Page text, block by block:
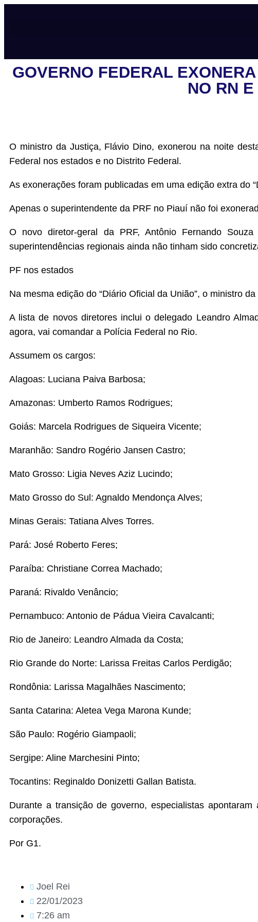
GOVERNO FEDERAL
NO RN
O ministro da Justiça, Flávio Dino, exonerou na noite
Federal nos estados e no Distrito Federal.
As exonerações foram publicadas em uma edição extra do
Apenas o superintendente da PRF no Piauí não foi
O novo diretor-geral da PRF, Antônio Fernando
superintendências regionais ainda não tinham sido
PF nos estados
Na mesma edição do “Diário Oficial da União”, o ministro
A lista de novos diretores inclui o delegado Leandro
agora, vai comandar a Polícia Federal no Rio.
Assumem os cargos:
Alagoas: Luciana Paiva Barbosa;
Amazonas: Umberto Ramos Rodrigues;
Goiás: Marcela Rodrigues de Siqueira Vicente;
Maranhão: Sandro Rogério Jansen Castro;
Mato Grosso: Ligia Neves Aziz Lucindo;
Mato Grosso do Sul: Agnaldo Mendonça Alves;
Minas Gerais: Tatiana Alves Torres.
Pará: José Roberto Feres;
Paraíba: Christiane Correa Machado;
Paraná: Rivaldo Venâncio;
Pernambuco: Antonio de Pádua Vieira Cavalcanti;
Rio de Janeiro: Leandro Almada da Costa;
Rio Grande do Norte: Larissa Freitas Carlos Perdigão;
Rondônia: Larissa Magalhães Nascimento;
Santa Catarina: Aletea Vega Marona Kunde;
São Paulo: Rogério Giampaoli;
Sergipe: Aline Marchesini Pinto;
Tocantins: Reginaldo Donizetti Gallan Batista.
Durante a transição de governo, especialistas
corporações.
Por G1.
Joel Rei
22/01/2023
7:26 am